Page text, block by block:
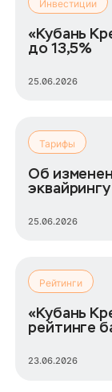
Инвестиции
«Кубань
до 13,5%
25.06.2026
Тарифы
Об
25.06.2026
Рейтинги
«Кубань
рейтинге
23.06.2026